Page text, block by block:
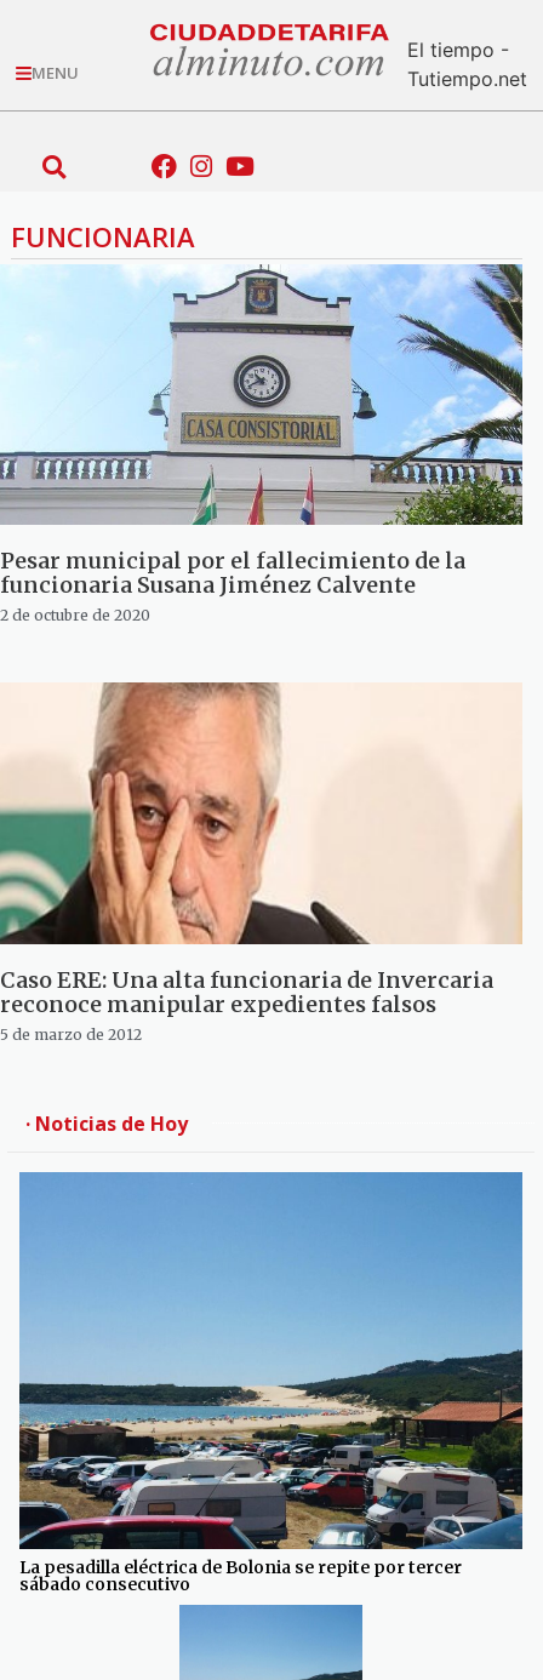
MENU
El tiempo -
Tutiempo.net
FUNCIONARIA
Pesar municipal por el fallecimiento de la
funcionaria Susana Jiménez Calvente
2 de octubre de 2020
Caso ERE: Una alta funcionaria de Invercaria
reconoce manipular expedientes falsos
5 de marzo de 2012
· Noticias de Hoy
La pesadilla eléctrica de Bolonia se repite por tercer
sábado consecutivo